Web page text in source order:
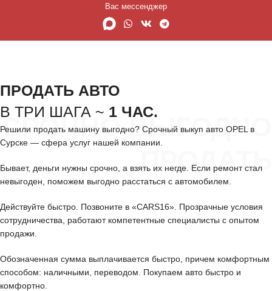
Вас мессенджер
СРОЧНО ВЫГОДНО
ПРОДАТЬ
ПРОДАТЬ АВТО
В ТРИ ШАГА ~ 1 ЧАС.
Решили продать машину выгодно? Срочный выкуп авто OPEL в
Сурске — сфера услуг нашей компании.
Бывает, деньги нужны срочно, а взять их негде. Если ремонт стал
невыгоден, поможем выгодно расстаться с автомобилем.
Действуйте быстро. Позвоните в «CARS16». Прозрачные условия
сотрудничества, работают компетентные специалисты с опытом
продажи.
Обозначенная сумма выплачивается быстро, причем комфортным
способом: наличными, переводом. Покупаем авто быстро и
комфортно.